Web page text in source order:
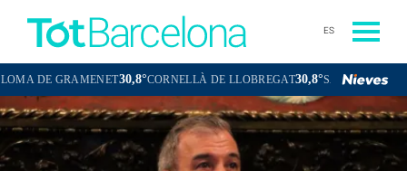
ES
GRAMENET30,8°CORNELLÀ DE LLOBREGAT30,8°SANT BOI DE